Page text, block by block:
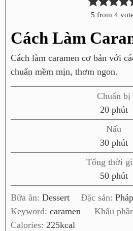
5 from 4
Cách Làm
Cách làm caramen cơ bản với
chuẩn mềm mịn, thơm ngon.
Chuẩn bị
20p
h
t
phút
Nấu
30p
h
t
phút
Tổng thời
50p
h
ú
t
phút
Bữa ăn: Dessert Đặc sản:Pháp
Keyword: caramen Khẩu
Calories: 225kcal